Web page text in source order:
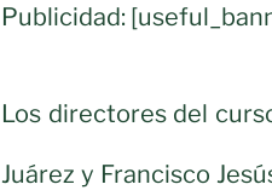
Publicidad:
Los directores del
Juárez y Francisco